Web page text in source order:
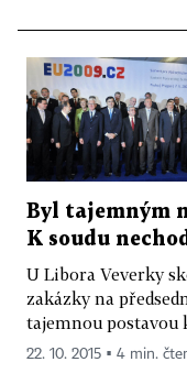
Byl tajemným
K soudu
U Libora Veverky
zakázky na
tajemnou postavou
22. 10. 2015 ▪ 4 min.